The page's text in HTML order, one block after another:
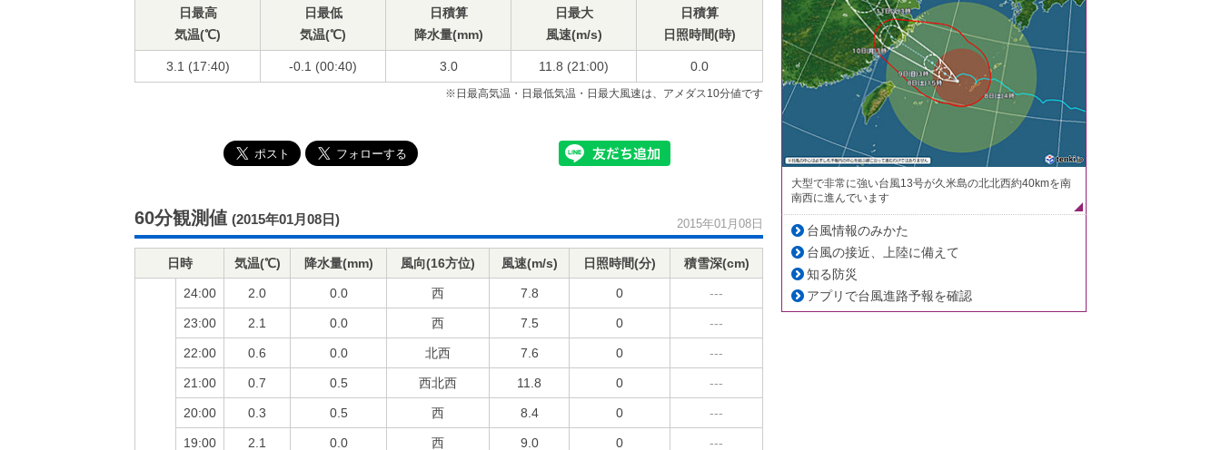
日最高
気温(℃)
日最低
気温(℃)
日積算
降水量(mm)
日最大
風速(m/s)
日積算
日照時間(時)
3.1 (17:40) -0.1 (00:40) 3.0 11.8 (21:00) 0.0
※日最高気温・日最低気温・日最大風速は、アメダス10分値です
60分観測値 (2015年01月08日) 2015年01月08日
日時 気温(℃) 降水量(mm) 風向(16方位) 風速(m/s) 日照時間(分) 積雪深(cm)
24:00 2.0 0.0 西 7.8 0 ---
23:00 2.1 0.0 西 7.5 0 ---
22:00 0.6 0.0 北西 7.6 0 ---
21:00 0.7 0.5 西北西 11.8 0 ---
20:00 0.3 0.5 西 8.4 0 ---
19:00 2.1 0.0 西 9.0 0 ---
大型で非常に強い台風13号が久米島の北北西約40kmを南
南西に進んでいます
台風情報のみかた
台風の接近、上陸に備えて
知る防災
アプリで台風進路予報を確認